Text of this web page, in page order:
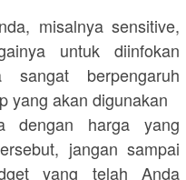
misalnya sensitive,
untuk diinfokan
berpengaruh
yang akan digunakan
dengan harga yang
jangan sampai
yang telah Anda